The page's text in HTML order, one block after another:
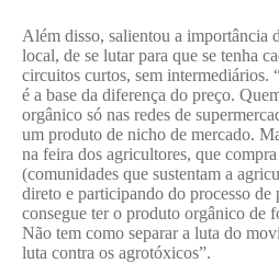
Além disso, salientou a importância
local, de se lutar para que se tenha
circuitos curtos, sem intermediários.
é a base da diferença do preço.
orgânico só nas redes de
um produto de nicho de mercado.
na feira dos agricultores, que compra
(comunidades que sustentam a
direto e participando do processo de
consegue ter o produto orgânico de
Não tem como separar a luta do
luta contra os agrotóxicos”.